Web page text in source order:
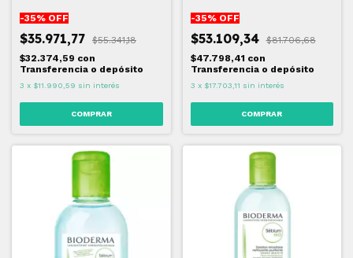
-35% OFF
$35.971,77
$55.341,18
$32.374,59 con
Transferencia o depósito
3 x $11.990,59 sin interés
-35% OFF
$53.109,34
$81.706,68
$47.798,41 con
Transferencia o depósito
3 x $17.703,11 sin interés